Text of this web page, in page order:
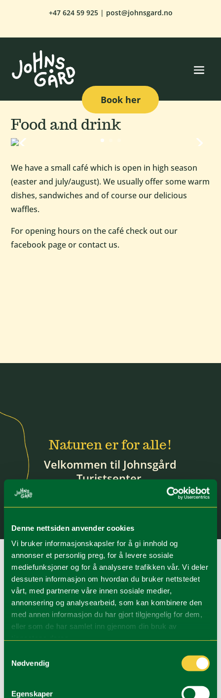
Denne nettsiden anvender cookies
Vi bruker informasjonskapsler for å gi innhold og
annonser et personlig preg, for å levere sosiale
mediefunksjoner og for å analysere trafikken vår. Vi deler
dessuten informasjon om hvordan du bruker nettstedet
vårt, med partnerne våre innen sosiale medier,
annonsering og analysearbeid, som kan kombinere den
med annen informasjon du har gjort tilgjengelig for dem,
eller som de har samlet inn gjennom din bruk av
Nødvendig
Egenskaper
+47624 59 925| post@johnsgard.no
Book her
Food and drink
We have a small café which is open in high season
(easter and july/august). We usually offer some warm
dishes, sandwiches and of course our delicious
waffles.
For opening hours on the café check out our
facebook page or contact us.
Naturen er for alle!
Velkommen til Johnsgård
Turistsenter.